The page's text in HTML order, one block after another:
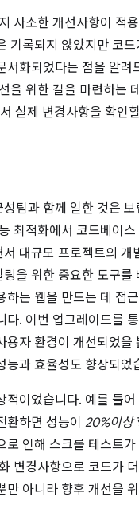
사소한 개선사항이 적
기록되지 않았지만 코
서화되었다는 점을 알려
을 위한 길을 마련하는
실제 변경사항을 확인
팀과 함께 일한 것은 보
최적화에서 코드베이
대규모 프로젝트의 개
을 위한 중요한 도구를
하는 웹을 만드는 데 접
다. 이번 업그레이드를
용자 환경이 개선되었을
능과 효율성도 향상되었
적이었습니다. 예를 들
환하면 성능이 20%이상
로 인해 스크롤 테스트가
변경사항으로 코드가
만 아니라 향후 개선을